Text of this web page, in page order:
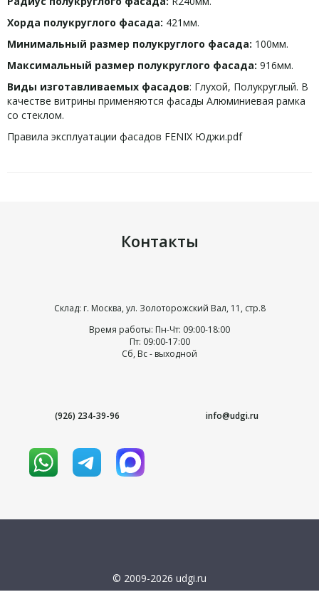
Хорда полукруглого фасада: 421мм.
Минимальный размер полукруглого фасада: 100мм.
Максимальный размер полукруглого фасада: 916мм.
Виды изготавливаемых фасадов: Глухой, Полукруглый. В
качестве витрины применяются фасады Алюминиевая рамка
со стеклом.
Правила эксплуатации фасадов FENIX Юджи.pdf
Контакты
Склад: г. Москва, ул. Золоторожский Вал, 11, стр.8
Время работы: Пн-Чт: 09:00-18:00
Пт: 09:00-17:00
Сб, Вс - выходной
(926) 234-39-96 info@udgi.ru
© 2009-2026 udgi.ru